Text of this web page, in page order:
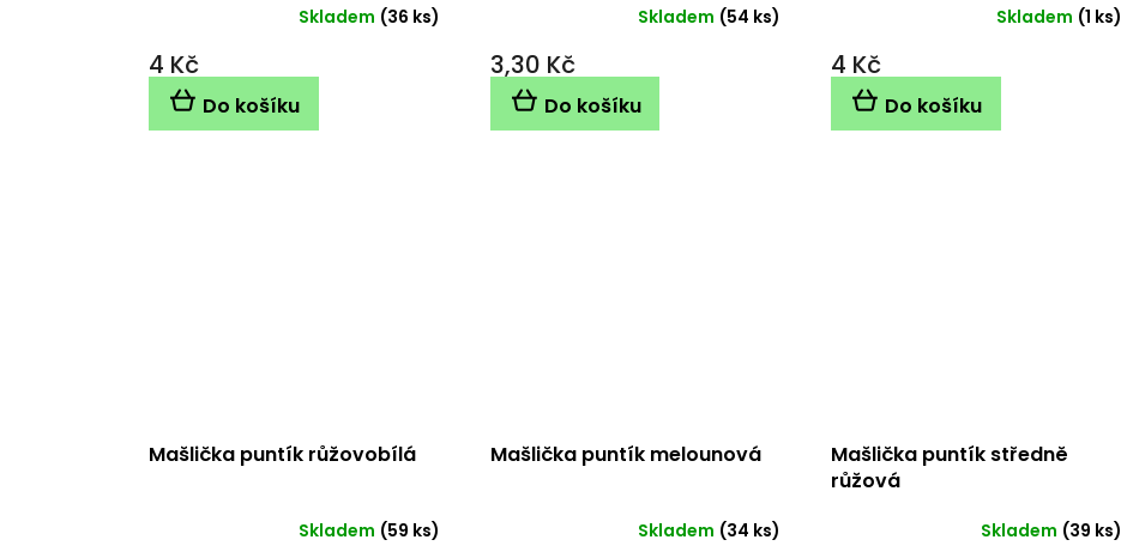
Skladem (36 ks)
4 Kč
Do košíku
Skladem (54 ks)
3,30 Kč
Do košíku
Skladem (1 ks)
4 Kč
Do košíku
Mašlička puntík růžovobílá
Skladem (59 ks)
Mašlička puntík melounová
Skladem (34 ks)
Mašlička puntík středně
růžová
Skladem (39 ks)